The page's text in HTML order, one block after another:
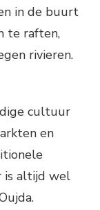
in de buurt
te raften,
rivieren.
cultuur
en
is altijd wel